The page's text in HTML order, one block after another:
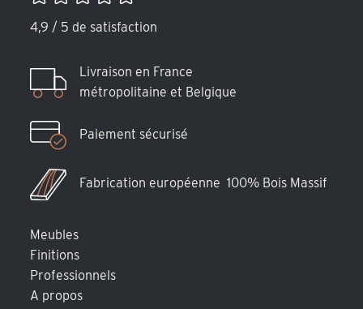
4,9 / 5 de satisfaction
Livraison en France
métropolitaine et Belgique
Paiement sécurisé
Fabrication européenne 100% Bois Massif
Meubles
Finitions
Professionnels
A propos